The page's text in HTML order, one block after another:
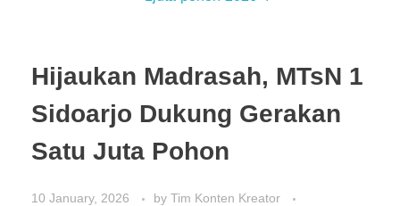
Hijaukan Madrasah, MTsN 1
Sidoarjo Dukung Gerakan
Satu Juta Pohon
10 January, 2026 by Tim Konten Kreator